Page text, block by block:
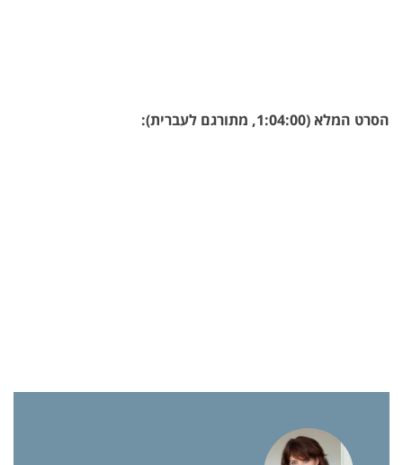
הסרט המלא (1:04:00, מתורגם לעברית):